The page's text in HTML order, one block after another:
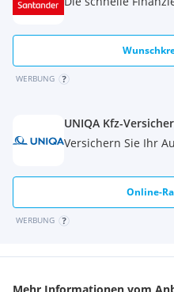
WERBUNG
UNIQA Kfz-
Versichern Sie Ihr
Online-
WERBUNG